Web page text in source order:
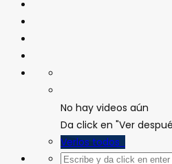
No hay videos aún
Da click en "Ver
Verlos todos